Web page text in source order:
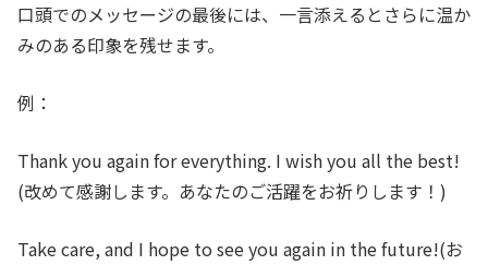
口頭でのメッセージの最後には、一言添えるとさらに温か
みのある印象を残せます。
例：
Thank you again for everything. I wish you all the best!
(改めて感謝します。あなたのご活躍をお祈りします！)
Take care, and I hope to see you again in the future!(お